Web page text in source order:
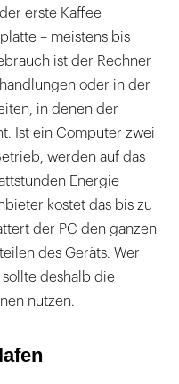
erste Kaffee
– meistens bis
ist der Rechner
oder in der
in denen der
Ist ein Computer zwei
werden auf das
Energie
kostet das bis zu
der PC den ganzen
des Geräts. Wer
deshalb die
nutzen.